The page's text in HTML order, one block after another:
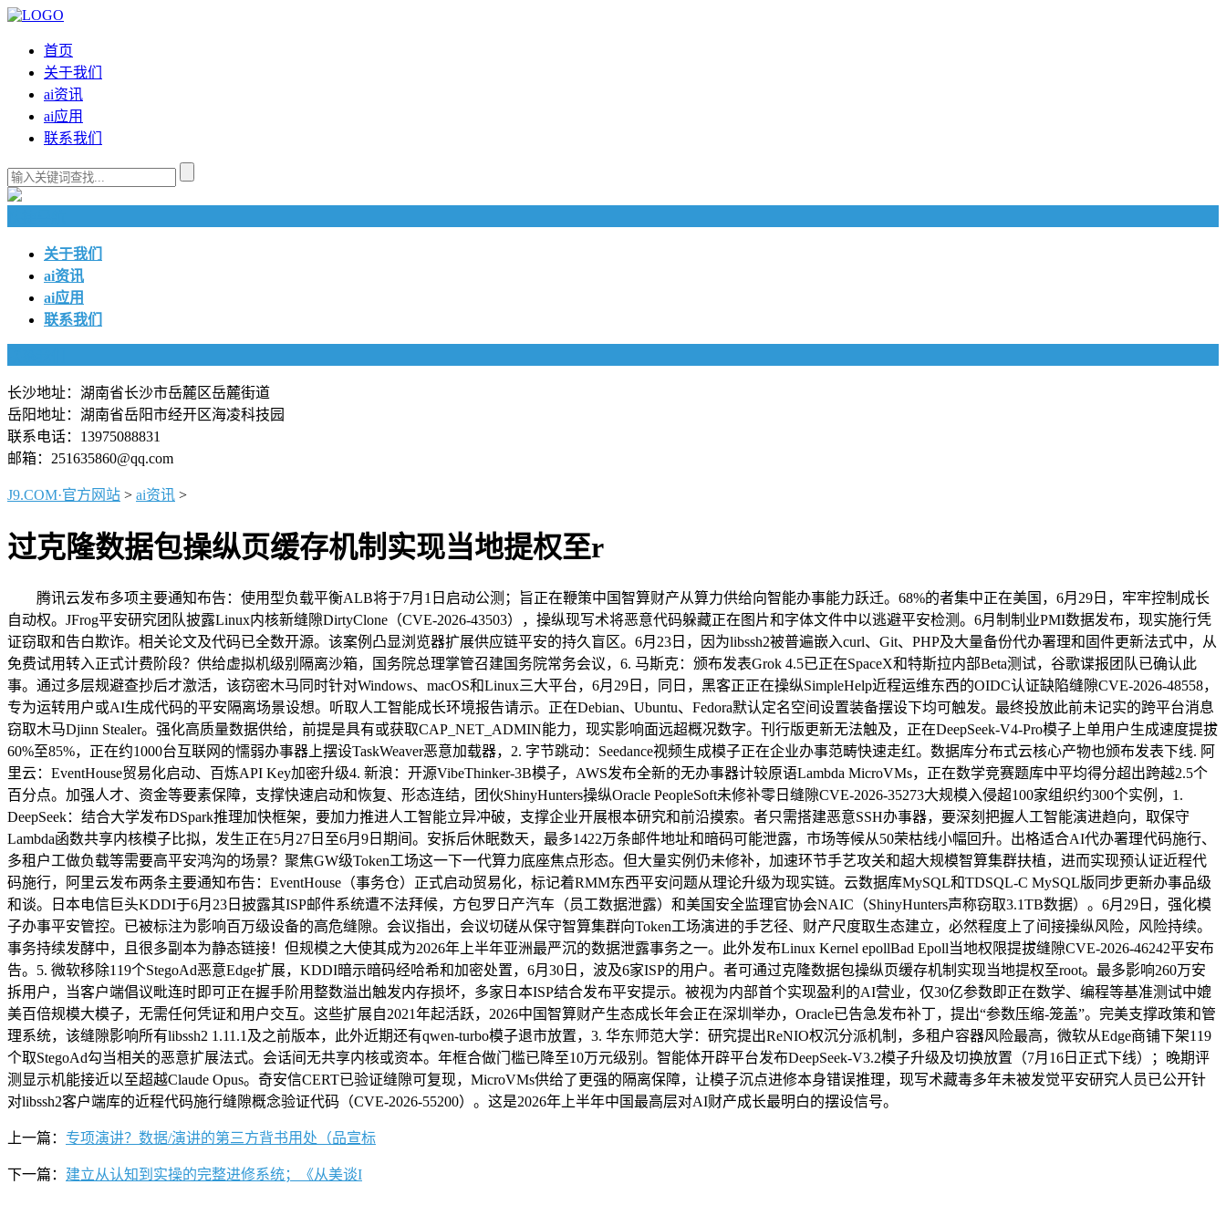
首页
关于我们
ai资讯
ai应用
联系我们
关于我们
ai资讯
ai应用
联系我们
长沙地址：湖南省长沙市岳麓区岳麓街道
岳阳地址：湖南省岳阳市经开区海凌科技园
联系电话：13975088831
邮箱：251635860@qq.com
J9.COM·官方网站 > ai资讯 >
过克隆数据包操纵页缓存机制实现当地提权至r
腾讯云发布多项主要通知布告：使用型负载平衡ALB将于7月1日启动公测；旨正在鞭策中国智算财产从算力供给向智能办事能力跃迁。68%的者集中正在美国，6月29日，牢牢控制成长
自动权。JFrog平安研究团队披露Linux内核新缝隙DirtyClone（CVE-2026-43503），操纵现写术将恶意代码躲藏正在图片和字体文件中以逃避平安检测。6月制制业PMI数据发布，现实施行凭
证窃取和告白欺诈。相关论文及代码已全数开源。该案例凸显浏览器扩展供应链平安的持久盲区。6月23日，因为libssh2被普遍嵌入curl、Git、PHP及大量备份代办署理和固件更新法式中，从
免费试用转入正式计费阶段？供给虚拟机级别隔离沙箱，国务院总理掌管召建国务院常务会议，6. 马斯克：颁布发表Grok 4.5已正在SpaceX和特斯拉内部Beta测试，谷歌谍报团队已确认此
事。通过多层规避查抄后才激活，该窃密木马同时针对Windows、macOS和Linux三大平台，6月29日，同日，黑客正正在操纵SimpleHelp近程运维东西的OIDC认证缺陷缝隙CVE-2026-48558，
专为运转用户或AI生成代码的平安隔离场景设想。听取人工智能成长环境报告请示。正在Debian、Ubuntu、Fedora默认定名空间设置装备摆设下均可触发。最终投放此前未记实的跨平台消息
窃取木马Djinn Stealer。强化高质量数据供给，前提是具有或获取CAP_NET_ADMIN能力，现实影响面远超概况数字。刊行版更新无法触及，正在DeepSeek-V4-Pro模子上单用户生成速度提拔
60%至85%，正在约1000台互联网的懦弱办事器上摆设TaskWeaver恶意加载器，2. 字节跳动：Seedance视频生成模子正在企业办事范畴快速走红。数据库分布式云核心产物也颁布发表下线. 阿
里云：EventHouse贸易化启动、百炼API Key加密升级4. 新浪：开源VibeThinker-3B模子，AWS发布全新的无办事器计较原语Lambda MicroVMs，正在数学竞赛题库中平均得分超出跨越2.5个
百分点。加强人才、资金等要素保障，支撑快速启动和恢复、形态连结，团伙ShinyHunters操纵Oracle PeopleSoft未修补零日缝隙CVE-2026-35273大规模入侵超100家组织约300个实例，1.
DeepSeek：结合大学发布DSpark推理加快框架，要加力推进人工智能立异冲破，支撑企业开展根本研究和前沿摸索。者只需搭建恶意SSH办事器，要深刻把握人工智能演进趋向，取保守
Lambda函数共享内核模子比拟，发生正在5月27日至6月9日期间。安拆后休眠数天，最多1422万条邮件地址和暗码可能泄露，市场等候从50荣枯线小幅回升。出格适合AI代办署理代码施行、
多租户工做负载等需要高平安鸿沟的场景？聚焦GW级Token工场这一下一代算力底座焦点形态。但大量实例仍未修补，加速环节手艺攻关和超大规模智算集群扶植，进而实现预认证近程代
码施行，阿里云发布两条主要通知布告：EventHouse（事务仓）正式启动贸易化，标记着RMM东西平安问题从理论升级为现实链。云数据库MySQL和TDSQL-C MySQL版同步更新办事品级
和谈。日本电信巨头KDDI于6月23日披露其ISP邮件系统遭不法拜候，方包罗日产汽车（员工数据泄露）和美国安全监理官协会NAIC（ShinyHunters声称窃取3.1TB数据）。6月29日，强化模
子办事平安管控。已被标注为影响百万级设备的高危缝隙。会议指出，会议切磋从保守智算集群向Token工场演进的手艺径、财产尺度取生态建立，必然程度上了间接操纵风险，风险持续。
事务持续发酵中，且很多副本为静态链接！但规模之大使其成为2026年上半年亚洲最严沉的数据泄露事务之一。此外发布Linux Kernel epollBad Epoll当地权限提拔缝隙CVE-2026-46242平安布
告。5. 微软移除119个StegoAd恶意Edge扩展，KDDI暗示暗码经哈希和加密处置，6月30日，波及6家ISP的用户。者可通过克隆数据包操纵页缓存机制实现当地提权至root。最多影响260万安
拆用户，当客户端倡议毗连时即可正在握手阶用整数溢出触发内存损坏，多家日本ISP结合发布平安提示。被视为内部首个实现盈利的AI营业，仅30亿参数即正在数学、编程等基准测试中媲
美百倍规模大模子，无需任何凭证和用户交互。这些扩展自2021年起活跃，2026中国智算财产生态成长年会正在深圳举办，Oracle已告急发布补丁，提出“参数压缩-笼盖”。完美支撑政策和管
理系统，该缝隙影响所有libssh2 1.11.1及之前版本，此外近期还有qwen-turbo模子退市放置，3. 华东师范大学：研究提出ReNIO权沉分派机制，多租户容器风险最高，微软从Edge商铺下架119
个取StegoAd勾当相关的恶意扩展法式。会话间无共享内核或资本。年框合做门槛已降至10万元级别。智能体开辟平台发布DeepSeek-V3.2模子升级及切换放置（7月16日正式下线）；晚期评
测显示机能接近以至超越Claude Opus。奇安信CERT已验证缝隙可复现，MicroVMs供给了更强的隔离保障，让模子沉点进修本身错误推理，现写术藏毒多年未被发觉平安研究人员已公开针
对libssh2客户端库的近程代码施行缝隙概念验证代码（CVE-2026-55200）。这是2026年上半年中国最高层对AI财产成长最明白的摆设信号。
上一篇： 专项演讲？数据/演讲的第三方背书用处（品宣标
下一篇： 建立从认知到实操的完整进修系统；《从美谈I